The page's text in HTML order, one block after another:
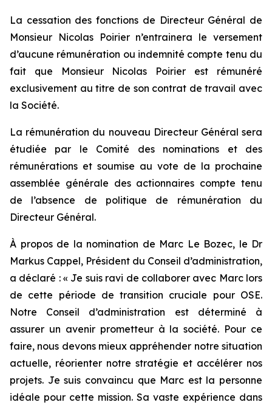
La cessation des fonctions de Directeur Général de
Monsieur Nicolas Poirier n’entrainera le versement
d’aucune rémunération ou indemnité compte tenu du
fait que Monsieur Nicolas Poirier est rémunéré
exclusivement au titre de son contrat de travail avec
la Société.
La rémunération du nouveau Directeur Général sera
étudiée par le Comité des nominations et des
rémunérations et soumise au vote de la prochaine
assemblée générale des actionnaires compte tenu
de l’absence de politique de rémunération du
Directeur Général.
À propos de la nomination de Marc Le Bozec, le Dr
Markus Cappel, Président du Conseil d’administration,
a déclaré : « Je suis ravi de collaborer avec Marc lors
de cette période de transition cruciale pour OSE.
Notre Conseil d’administration est déterminé à
assurer un avenir prometteur à la société. Pour ce
faire, nous devons mieux appréhender notre situation
actuelle, réorienter notre stratégie et accélérer nos
projets. Je suis convaincu que Marc est la personne
idéale pour cette mission. Sa vaste expérience dans